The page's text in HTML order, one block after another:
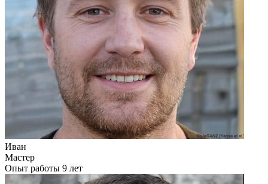
Иван
Мастер
Опыт работы 9 лет